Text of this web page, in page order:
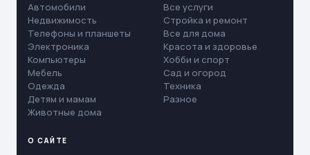
Автомобили
Недвижимость
Телефоны и планшеты
Электроника
Компьютеры
Мебель
Одежда
Детям и мамам
Животные дома
Все услуги
Стройка и ремонт
Все для дома
Красота и здоровье
Хобби и спорт
Сад и огород
Техника
Разное
О САЙТЕ